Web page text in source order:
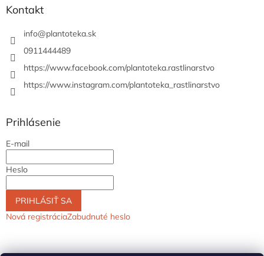
Kontakt
info@plantoteka.sk
0911444489
https://www.facebook.com/plantoteka.rastlinarstvo
https://www.instagram.com/plantoteka_rastlinarstvo
Prihlásenie
E-mail
Heslo
PRIHLÁSIŤ SA
Nová registráciaZabudnuté heslo